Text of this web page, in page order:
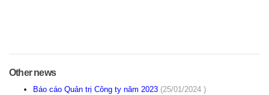
Other news
Báo cáo Quản trị Công ty năm 2023 (25/01/2024 )